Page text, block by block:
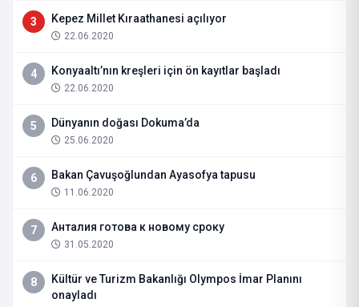
3 Kepez Millet Kıraathanesi açılıyor
22.06.2020
4 Konyaaltı’nın kreşleri için ön kayıtlar başladı
22.06.2020
5 Dünyanın doğası Dokuma’da
25.06.2020
6 Bakan Çavuşoğlundan Ayasofya tapusu
11.06.2020
7 Анталия готова к новому сроку
31.05.2020
8
Kültür ve Turizm Bakanlığı Olympos İmar Planını
onayladı